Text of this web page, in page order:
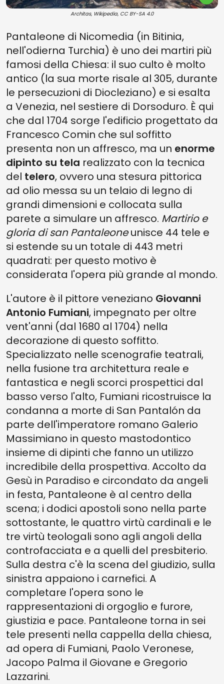
Architas, Wikipedia, CC BY-SA 4.0
Pantaleone di Nicomedia (in Bitinia,
nell'odierna Turchia) è uno dei martiri più
famosi della Chiesa: il suo culto è molto
antico (la sua morte risale al 305, durante
le persecuzioni di Diocleziano) e si esalta
a Venezia, nel sestiere di Dorsoduro. È qui
che dal 1704 sorge l'edificio progettato da
Francesco Comin che sul soffitto
presenta non un affresco, ma un enorme
dipinto su tela realizzato con la tecnica
del telero, ovvero una stesura pittorica
ad olio messa su un telaio di legno di
grandi dimensioni e collocata sulla
parete a simulare un affresco. Martirio e
gloria di san Pantaleoneunisce 44 tele e
si estende su un totale di 443 metri
quadrati: per questo motivo è
considerata l'opera più grande al mondo.
L'autore è il pittore veneziano Giovanni
Antonio Fumiani, impegnato per oltre
vent'anni (dal 1680 al 1704) nella
decorazione di questo soffitto.
Specializzato nelle scenografie teatrali,
nella fusione tra architettura reale e
fantastica e negli scorci prospettici dal
basso verso l'alto, Fumiani ricostruisce la
condanna a morte di San Pantalón da
parte dell'imperatore romano Galerio
Massimiano in questo mastodontico
insieme di dipinti che fanno un utilizzo
incredibile della prospettiva. Accolto da
Gesù in Paradiso e circondato da angeli
in festa, Pantaleone è al centro della
scena; i dodici apostoli sono nella parte
sottostante, le quattro virtù cardinali e le
tre virtù teologali sono agli angoli della
controfacciata e a quelli del presbiterio.
Sulla destra c'è la scena del giudizio, sulla
sinistra appaiono i carnefici. A
completare l'opera sono le
rappresentazioni di orgoglio e furore,
giustizia e pace. Pantaleone torna in sei
tele presenti nella cappella della chiesa,
ad opera di Fumiani, Paolo Veronese,
Jacopo Palma il Giovane e Gregorio
Lazzarini.